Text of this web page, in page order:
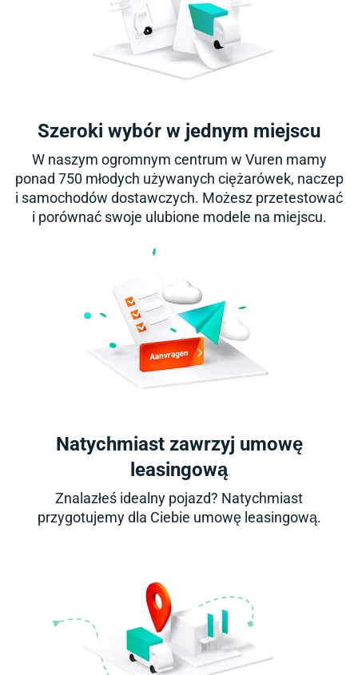
Szeroki wybór w jednym miejscu
W naszym ogromnym centrum w Vuren mamy
ponad 750 młodych używanych ciężarówek, naczep
i samochodów dostawczych. Możesz przetestować
i porównać swoje ulubione modele na miejscu.
Natychmiast zawrzyj umowę
leasingową
Znalazłeś idealny pojazd? Natychmiast
przygotujemy dla Ciebie umowę leasingową.